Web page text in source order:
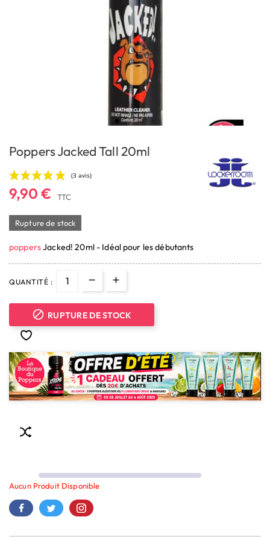
Poppers Jacked Tall 20ml
(3 avis)
9,90 € TTC
Rupture de stock
poppersJacked! 20ml - Idéal pour les débutants
QUANTITÉ :
 RUPTURE DE STOCK
Aucun Produit Disponible